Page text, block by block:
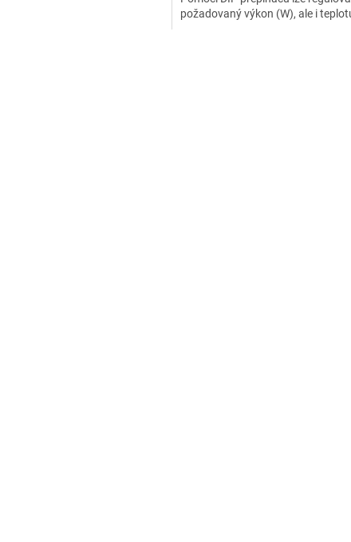
požadovaný výkon (W), ale i